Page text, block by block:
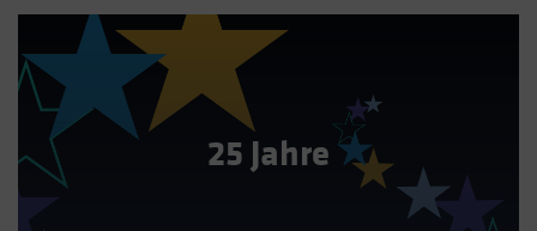
25 Jahre